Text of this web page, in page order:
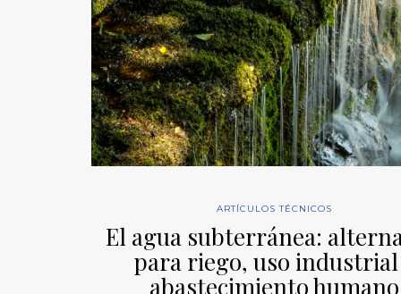
ARTÍCULOS TÉCNICOS
El agua subterránea:
para riego, uso
abastecimiento humano